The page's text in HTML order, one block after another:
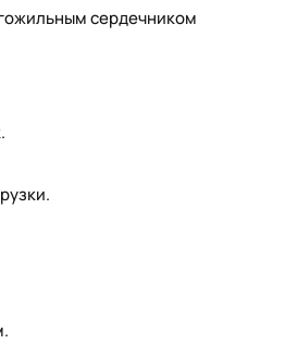
сердечником